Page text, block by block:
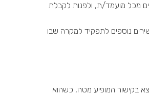
מכל מועמד/ת, ולפנות לקבלת
נוספים לתפקיד למקרה שבו
בקישור המופיע מטה, כשהוא